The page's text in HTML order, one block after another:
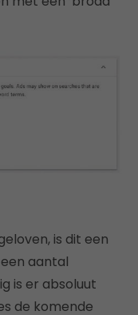
is dit een
aantal
is er absoluut
de komende